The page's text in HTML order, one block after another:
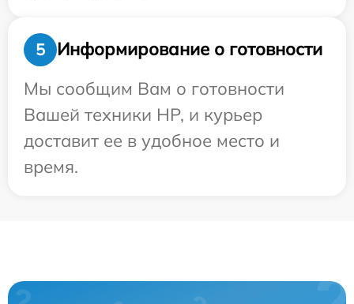
5
Информирование о готовности
Мы сообщим Вам о готовности
Вашей техники HP, и курьер
доставит ее в удобное место и
время.